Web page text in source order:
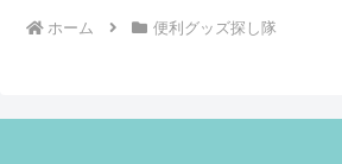
ホーム 便利グッズ探し隊